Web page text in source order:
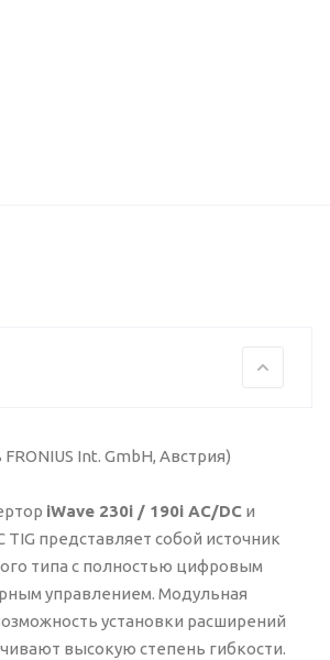
Int. GmbH, Австрия)
iWave 230i / 190i AC/DC и
TIG представляет собой источник
типа с полностью цифровым
управлением. Модульная
установки расширений
высокую степень гибкости.